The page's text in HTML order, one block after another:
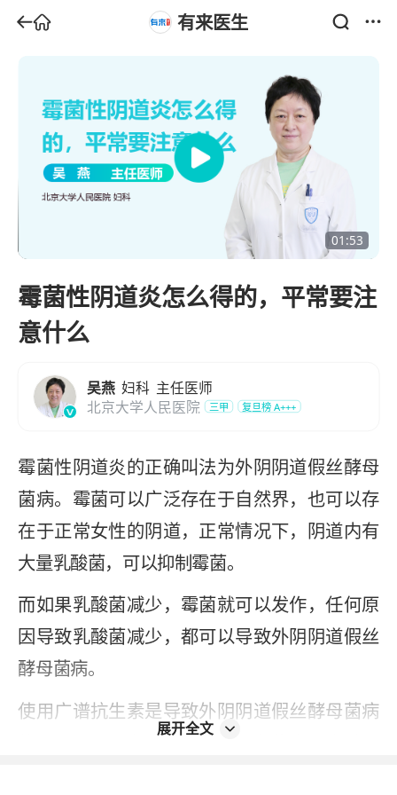
有来医生
01:53
霉菌性阴道炎怎么得的，平常要注
意什么
吴燕 妇科 主任医师
北京大学人民医院
三甲 复旦榜A+++
霉菌性阴道炎的正确叫法为外阴阴道假丝酵母
菌病。霉菌可以广泛存在于自然界，也可以存
在于正常女性的阴道，正常情况下，阴道内有
大量乳酸菌，可以抑制霉菌。
而如果乳酸菌减少，霉菌就可以发作，任何原
因导致乳酸菌减少，都可以导致外阴阴道假丝
酵母菌病。
使用广谱抗生素是导致外阴阴道假丝酵母菌病
的重要原因，有些地区特别是有些人经常滥用
展开全文